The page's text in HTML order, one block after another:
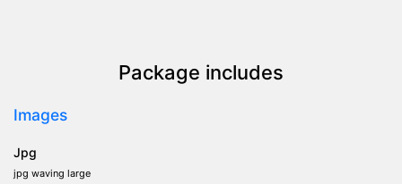
Package includes
Images
Jpg
jpg waving large